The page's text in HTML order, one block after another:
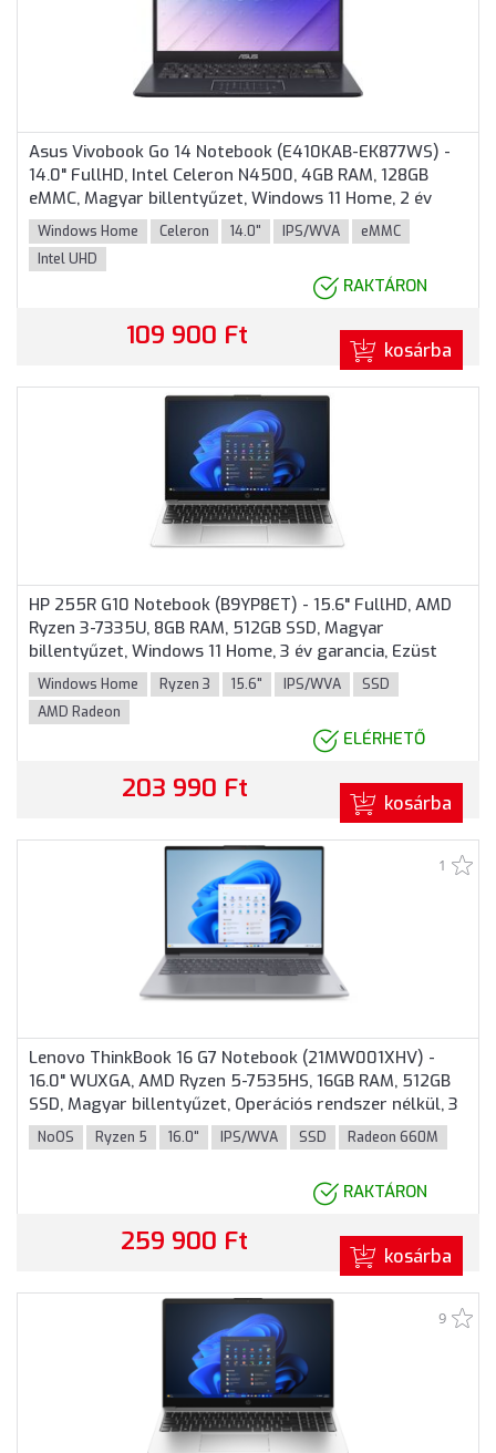
Asus Vivobook Go 14 Notebook (E410KAB-EK877WS) -
14.0" FullHD, Intel Celeron N4500, 4GB RAM, 128GB
eMMC, Magyar billentyűzet, Windows 11 Home, 2 év
garancia, Kék színben
Windows Home Celeron 14.0" IPS/WVA
eMMC
Intel UHD
RAKTÁRON
109 900 Ft kosárba
HP 255R G10 Notebook (B9YP8ET) - 15.6" FullHD, AMD
Ryzen 3-7335U, 8GB RAM, 512GB SSD, Magyar
billentyűzet, Windows 11 Home, 3 év garancia, Ezüst
színben
Windows Home Ryzen 3 15.6" IPS/WVA
SSD
AMD Radeon
ELÉRHETŐ
203 990 Ft kosárba
1
Lenovo ThinkBook 16 G7 Notebook (21MW001XHV) -
16.0" WUXGA, AMD Ryzen 5-7535HS, 16GB RAM, 512GB
SSD, Magyar billentyűzet, Operációs rendszer nélkül, 3
év garancia, Szürke színben
NoOS Ryzen 5 16.0" IPS/WVA SSD Radeon 660M
RAKTÁRON
259 900 Ft kosárba
9